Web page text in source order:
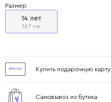
Размер
14 лет
167 см
Купить подарочную карту
Самовывоз из бутика